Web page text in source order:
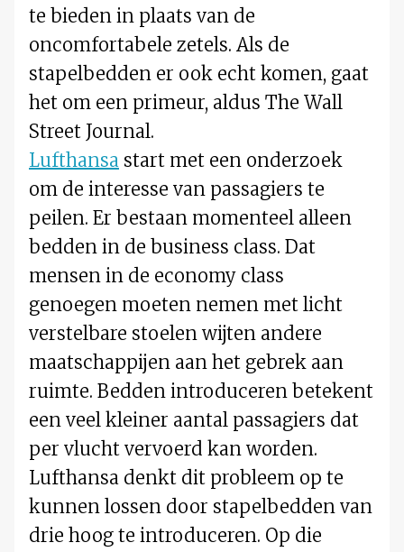
te bieden in plaats van de
oncomfortabele zetels. Als de
stapelbedden er ook echt komen, gaat
het om een primeur, aldus The Wall
Street Journal.
Lufthansa start met een onderzoek
om de interesse van passagiers te
peilen. Er bestaan momenteel alleen
bedden in de business class. Dat
mensen in de economy class
genoegen moeten nemen met licht
verstelbare stoelen wijten andere
maatschappijen aan het gebrek aan
ruimte. Bedden introduceren betekent
een veel kleiner aantal passagiers dat
per vlucht vervoerd kan worden.
Lufthansa denkt dit probleem op te
kunnen lossen door stapelbedden van
drie hoog te introduceren. Op die